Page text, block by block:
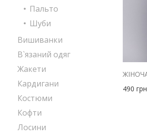
490 грн
Пальто
Шуби
Вишиванки
В`язаний одяг
Жакети
Кардигани
Костюми
Кофти
Лосини